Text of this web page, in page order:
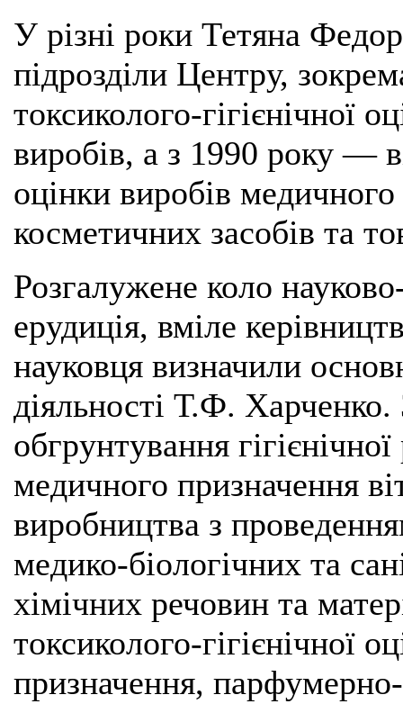
У різні роки Тетяна
підрозділи Центру,
токсиколого-гігієнічної
виробів, а з 1990 року —
оцінки виробів
косметичних засобів та
Розгалужене коло
ерудиція, вміле
науковця визначили
діяльності Т.Ф.
обгрунтування
медичного призначення
виробництва з
медико-біологічних та
хімічних речовин та
токсиколого-гігієнічної
призначення,